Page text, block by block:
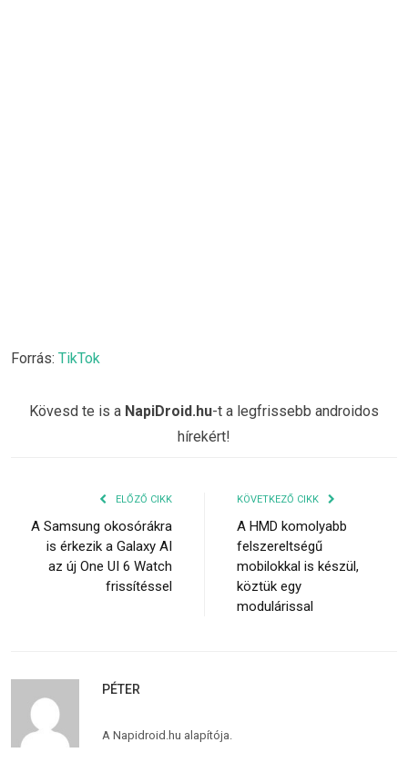
Forrás: TikTok
Kövesd te is a NapiDroid.hu-t a legfrissebb androidos
hírekért!
ELŐZŐ CIKK
A Samsung okosórákra
is érkezik a Galaxy AI
az új One UI 6 Watch
frissítéssel
KÖVETKEZŐ CIKK
A HMD komolyabb
felszereltségű
mobilokkal is készül,
köztük egy
modulárissal
PÉTER
A Napidroid.hu alapítója.